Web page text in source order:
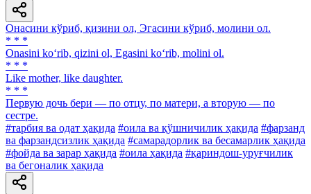
Онасини кўриб, қизини ол, Эгасини кўриб, молини ол.
* * *
Onasini ko‘rib, qizini ol, Egasini ko‘rib, molini ol.
* * *
Like mother, like daughter.
* * *
Первую дочь бери — по отцу, по матери, а вторую — по
сестре.
#тарбия ва одат ҳақида #оила ва қўшничилик ҳақида #фарзанд
ва фарзандсизлик ҳақида #самарадорлик ва бесамарлик ҳақида
#фойда ва зарар ҳақида #оила ҳақида #қариндош-уруғчилик
ва бегоналик ҳақида